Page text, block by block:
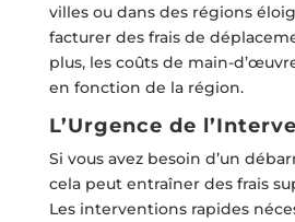
villes ou dans des régions
facturer des frais de
plus, les coûts de main-
en fonction de la région.
L’Urgence de
Si vous avez besoin d’un
cela peut entraîner des frais
Les interventions rapides